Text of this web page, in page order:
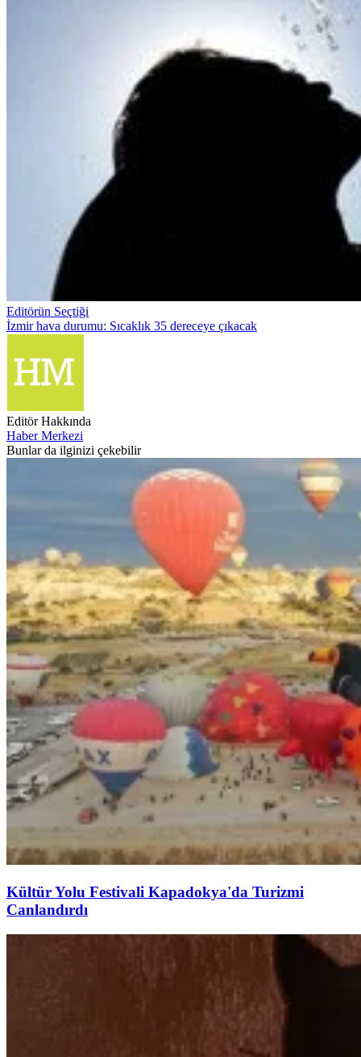
Editörün Seçtiği
İzmir hava durumu: Sıcaklık 35 dereceye çıkacak
Editör Hakkında
Haber Merkezi
Bunlar da ilginizi çekebilir
Kültür Yolu Festivali Kapadokya'da Turizmi
Canlandırdı